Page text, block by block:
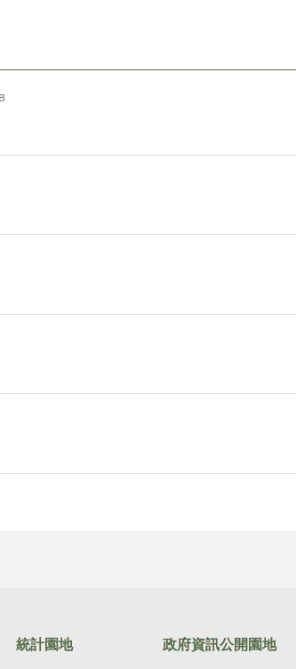
統計園地 政府資訊公開園地